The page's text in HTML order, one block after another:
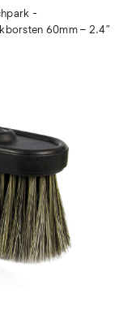
-
60mm – 2.4″